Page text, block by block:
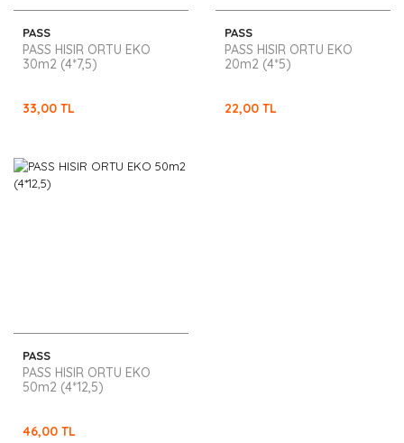
PASS
PASS HISIR ORTU EKO
30m2 (4*7,5)
33,00 TL
PASS
PASS HISIR ORTU EKO
20m2 (4*5)
22,00 TL
PASS
PASS HISIR ORTU EKO
50m2 (4*12,5)
46,00 TL